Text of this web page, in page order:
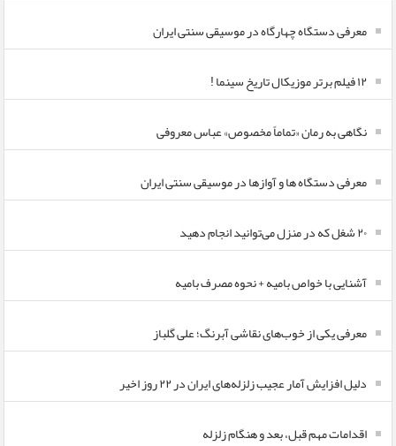
معرفی دستگاه چهارگاه در موسیقی سنتی ایران
۱۲ فیلم برتر موزیکال تاریخ سینما !
نگاهی به رمان «تماماً مخصوص» عباس معروفی
معرفی دستگاه ها و آوازها در موسیقی سنتی ایران
۲۰ شغل که در منزل می‌توانید انجام دهید
آشنایی با خواص بامیه + نحوه مصرف بامیه
معرفی یکی از خوب‌های نقاشی آبرنگ؛ علی گلباز
دلیل افزایش آمار عجیب زلزله‌های ایران در ۲۲ روز اخیر
اقدامات مهم قبل، بعد و هنگام زلزله